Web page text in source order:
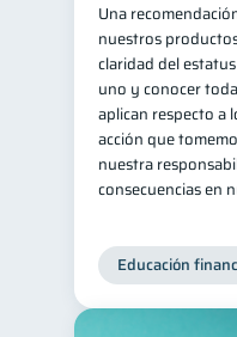
Una
nuestros
claridad del
uno y conocer
aplican respecto a
acción que
nuestra
consecuencias en
Educación